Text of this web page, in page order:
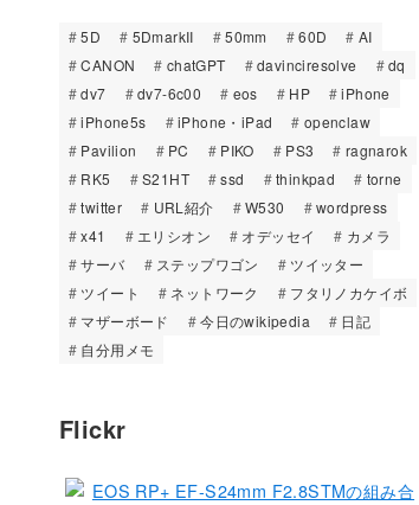
5D 5DmarkII 50mm 60D
AI
CANON
chatGPT davinciresolve
dq
dv7
dv7-6c00 eos HP
iPhone
iPhone5s
iPhone・iPad
openclaw
Pavilion
PC PIKO PS3
ragnarok
RK5
S21HT ssd thinkpad
torne
twitter
URL紹介 W530
wordpress
x41
エリシオン オデッセイ
カメラ
サーバ
ステップワゴン
ツイッター
ツイート
ネットワーク
フタリノカケイボ
マザーボード
今日のwikipedia
日記
自分用メモ
Flickr